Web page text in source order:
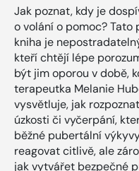
Jak poznat, kdy je
o volání o pomoc? Tato
kniha je
kteří chtějí lépe
být jim oporou v době,
terapeutka Melanie
vysvětluje, jak
úzkosti či vyčerpání,
běžné pubertální
reagovat citlivě, ale
jak vytvářet bezpečné